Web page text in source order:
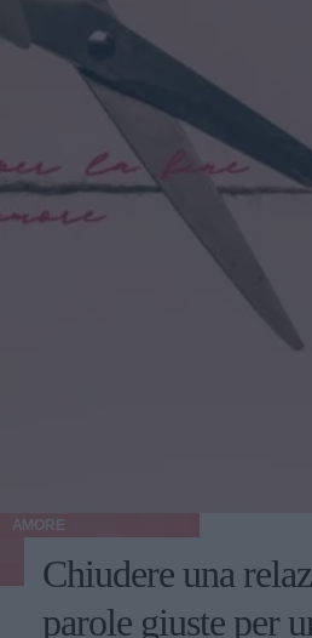
AMORE
Chiudere una
parole giuste per